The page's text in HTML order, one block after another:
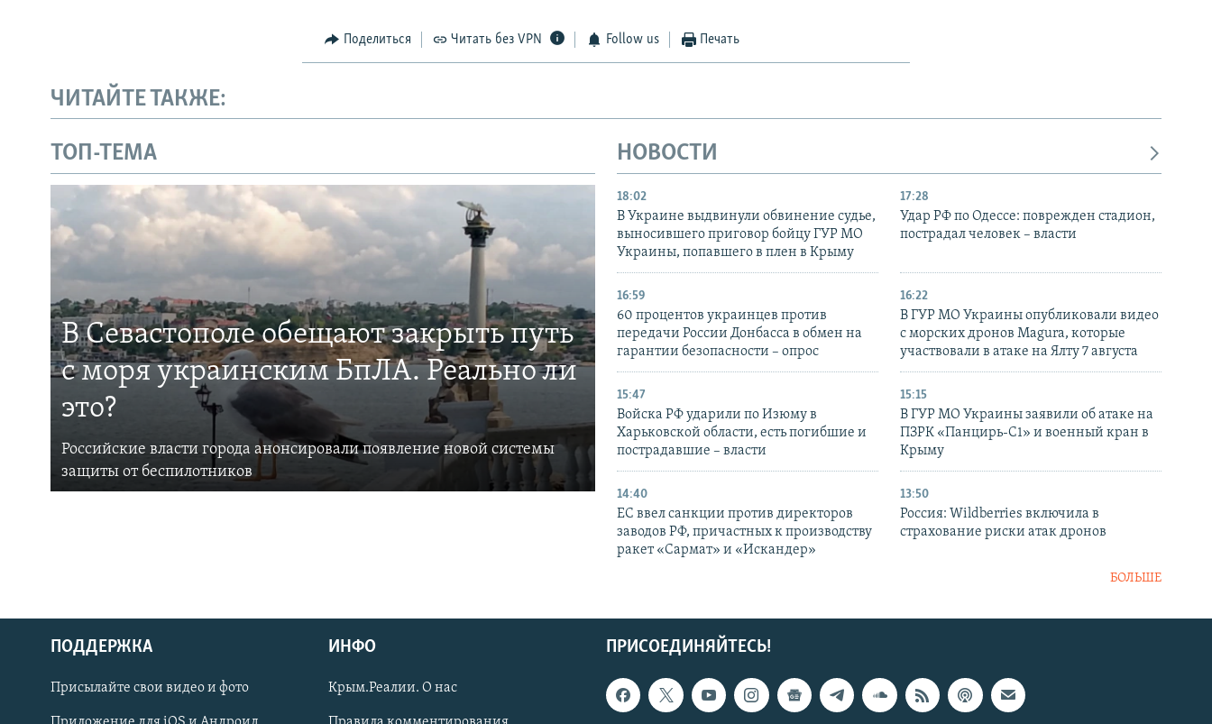
Українською
Qırımtatar
Поделиться Читать без VPN Follow us Печать
ЧИТАЙТЕ ТАКЖЕ:
ТОП-ТЕМА
В Севастополе обещают закрыть путь
с моря украинским БпЛА. Реально ли
это?
Российские власти города анонсировали появление новой системы
защиты от беспилотников
НОВОСТИ
18:02
В Украине выдвинули обвинение судье,
выносившего приговор бойцу ГУР МО
Украины, попавшего в плен в Крыму
17:28
Удар РФ по Одессе: поврежден стадион,
пострадал человек – власти
16:59
60 процентов украинцев против
передачи России Донбасса в обмен на
гарантии безопасности – опрос
16:22
В ГУР МО Украины опубликовали видео
с морских дронов Magura, которые
участвовали в атаке на Ялту 7 августа
15:47
Войска РФ ударили по Изюму в
Харьковской области, есть погибшие и
пострадавшие – власти
15:15
В ГУР МО Украины заявили об атаке на
ПЗРК «Панцирь-С1» и военный кран в
Крыму
14:40
ЕС ввел санкции против директоров
заводов РФ, причастных к производству
ракет «Сармат» и «Искандер»
13:50
Россия: Wildberries включила в
страхование риски атак дронов
БОЛЬШЕ
ПРИСОЕДИНЯЙТЕСЬ!
ПОДДЕРЖКА
Присылайте свои видео и фото
ИНФО
Крым.Реалии. О нас